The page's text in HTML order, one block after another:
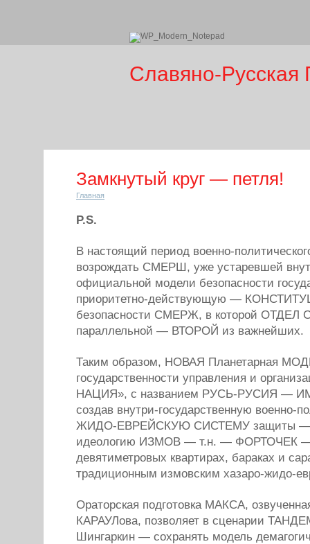
Славяно-Русская
Замкнутый круг — петля!
Главная
P.S.
В настоящий период военно-
возрождать СМЕРШ, уже устаревшей
официальной модели безопасности
приоритетно-действующую —
безопасности СМЕРЖ, в которой ОТДЕЛ
параллельной — ВТОРОЙ из важнейших.
Таким образом, НОВАЯ Планетарная
государственности управления и
НАЦИЯ», с названием РУСЬ-РУСИЯ —
создав внутри-государственную военно-
ЖИДО-ЕВРЕЙСКУЮ СИСТЕМУ защиты —
идеологию ИЗМОВ — т.н. — ФОРТОЧЕК —
девятиметровых квартирах, бараках и
традиционным измовским хазаро-жидо-
Ораторская подготовка МАКСА,
КАРАУЛова, позволяет в сценарии
Шингаркин — сохранять модель